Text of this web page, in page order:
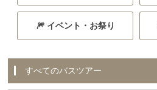
🎆 イベント・お祭り
すべてのバスツアー